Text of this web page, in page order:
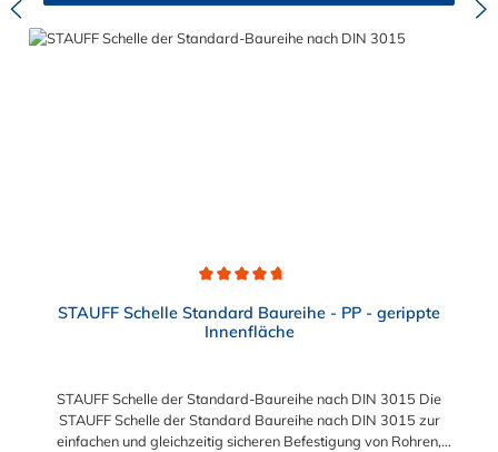
STAUFF Schelle Standard Baureihe - PP - gerippte
Innenfläche
STAUFF Schelle der Standard-Baureihe nach DIN 3015 Die
STAUFF Schelle der Standard Baureihe nach DIN 3015 zur
einfachen und gleichzeitig sicheren Befestigung von Rohren,